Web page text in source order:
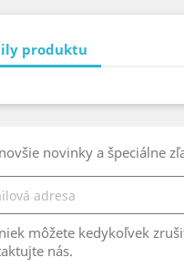
produktu
novinky a špeciálne
môžete kedykoľvek
nás.